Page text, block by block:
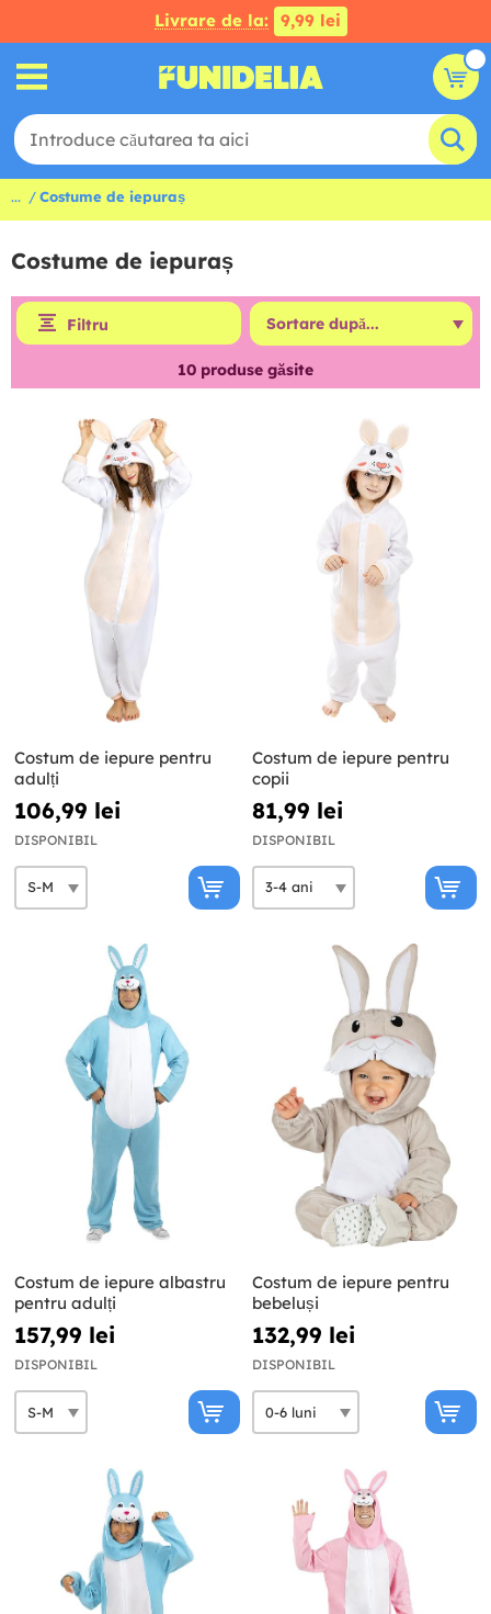
Livrare de la: 9,99 lei
... Costume de iepuraș
Costume de iepuraș
Filtru
10 produse găsite
Costum de iepure pentru
adulți
106,99 lei
DISPONIBIL
Costum de iepure pentru
copii
81,99 lei
DISPONIBIL
Costum de iepure albastru
pentru adulți
157,99 lei
DISPONIBIL
Costum de iepure pentru
bebeluși
132,99 lei
DISPONIBIL